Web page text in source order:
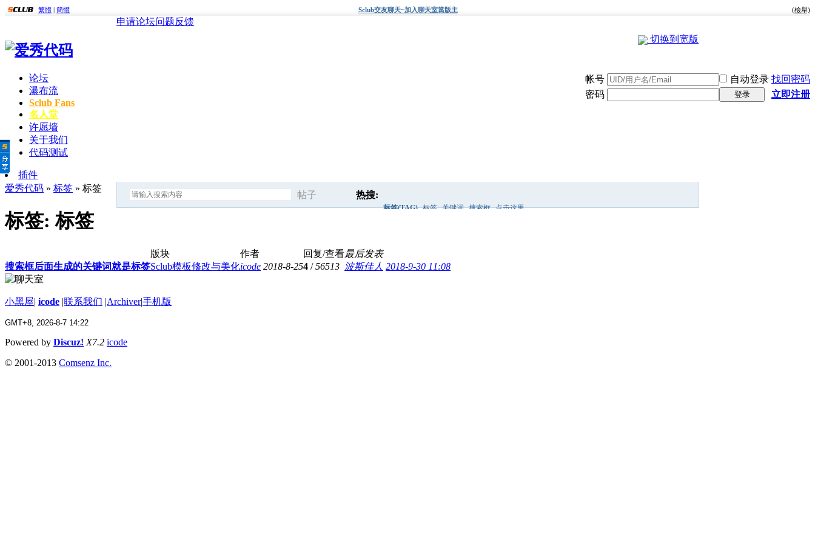
繁體 | 簡體 Sclub交友聊天~加入聊天室當版主 (檢舉)
申请论坛问题反馈
切换到宽版
帐号 自动登录 找回密码
密码
登录 立即注册
论坛
瀑布流
Sclub Fans
名人堂
许愿墙
关于我们
代码测试
插件
帖子
索
热搜:
标签(TAG) 标签 关键词 搜索框 点击这里
爱秀代码 » 标签 » 标签
标签: 标签
版块 作者 回复/查看最后发表
搜索框后面生成的关键词就是标签Sclub模板修改与美化icode 2018-8-254 /56513 波斯佳人 2018-9-30 11:08
小黑屋| icode |联系我们 |Archiver|手机版
GMT+8, 2026-8-7 14:22
Powered by Discuz! X7.2 icode
© 2001-2013 Comsenz Inc.